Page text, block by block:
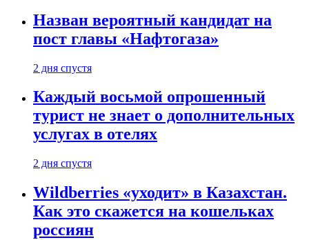
Назван вероятный кандидат на
пост главы «Нафтогаза»
2 дня спустя
Каждый восьмой опрошенный
турист не знает о дополнительных
услугах в отелях
2 дня спустя
Wildberries «уходит» в Казахстан.
Как это скажется на кошельках
россиян